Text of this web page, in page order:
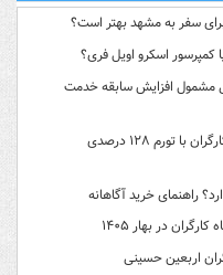
برای سفر به مشهد بهتر است؟
اسکرو اویل فری؟
مشمول افزایش سابقه خدمت
فریبِ «کاهش شتاب تورم» را نخورید؛ سفره کارگران با تورم ۱۲۸ درصدی
راهنمای خرید آگاهانه
اربعین حسینی